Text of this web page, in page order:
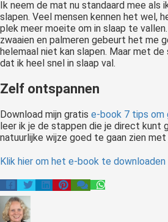
Ik neem de mat nu standaard mee als
slapen. Veel mensen kennen het wel,
plek meer moeite om in slaap te
zwaaien en palmeren gebeurt het me
helemaal niet kan slapen. Maar met
dat ik heel snel in slaap val.
Zelf ontspannen
Download mijn gratis e-book 7 tips om
leer ik je de stappen die je direct kunt
natuurlijke wijze goed te gaan zien met
Klik hier om het e-book te downloaden